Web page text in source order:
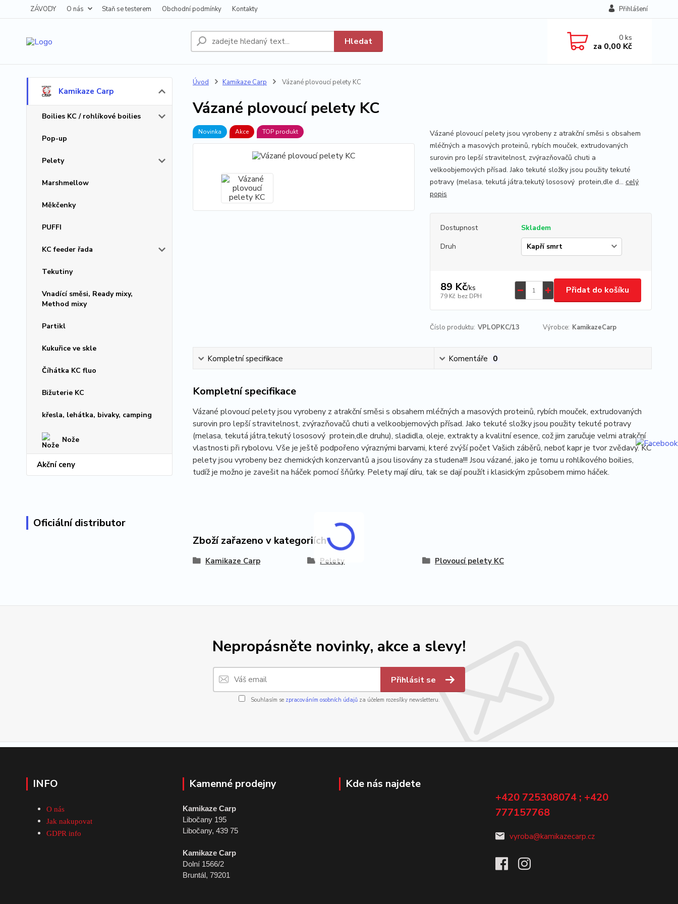
ZÁVODY O nás Staň se testerem Obchodní podmínky Kontakty Přihlášení
Hledat 0ks
za 0,00 Kč
Kamikaze Carp
Boilies KC / rohlíkové boilies
Pop-up
Pelety
Marshmellow
Měkčenky
PUFFI
KC feeder řada
Tekutiny
Vnadící směsi, Ready mixy,
Method mixy
Partikl
Kukuřice ve skle
Číhátka KC fluo
Bižuterie KC
křesla, lehátka, bivaky, camping
Nože
Akční ceny
Oficiální distributor
Úvod Kamikaze Carp Vázané plovoucí pelety KC
Vázané plovoucí pelety KC
Novinka Akce TOP produkt
Vázané plovoucí pelety jsou vyrobeny z atrakční směsi s obsahem
mléčných a masových proteinů, rybích mouček, extrudovaných
surovin pro lepší stravitelnost, zvýrazňovačů chuti a
velkoobjemových přísad. Jako tekuté složky jsou použity tekuté
potravy (melasa, tekutá játra,tekutý lososový protein,dle d... celý
popis
Dostupnost
Skladem
Druh
89 Kč/ks
79 Kč bez DPH
Přidat do košíku
Číslo produktu: VPLOPKC/13 Výrobce: KamikazeCarp
Kompletní specifikace Komentáře 0
Kompletní specifikace
Vázané plovoucí pelety jsou vyrobeny z atrakční směsi s obsahem mléčných a masových proteinů, rybích mouček, extrudovaných
surovin pro lepší stravitelnost, zvýrazňovačů chuti a velkoobjemových přísad. Jako tekuté složky jsou použity tekuté potravy
(melasa, tekutá játra,tekutý lososový protein,dle druhu), sladidla, oleje, extrakty a kvalitní esence, což jim zaručuje velmi atrakční
vlastnosti při rybolovu. Vše je ještě podpořeno výraznými barvami, které zvýší počet Vašich záběrů, neboť kapr je tvor zvědavý. KC
pelety jsou vyrobeny bez chemických konzervantů a jsou lisovány za studena!!! Jsou vázané, jako je tomu u rohlíkového boilies,
tudíž je možno je zavešit na háček pomocí šňůrky. Pelety mají díru, tak se dají použít i klasickým způsobem mimo háček.
Zboží zařazeno v kategoriích
Kamikaze Carp Pelety Plovoucí pelety KC
Nepropásněte novinky, akce a slevy!
Přihlásit se
Souhlasím se zpracováním osobních údajůza účelem rozesílky newsletteru.
INFO
O nás
Jak nakupovat
GDPR info
Kamenné prodejny
Kamikaze Carp
Libočany 195
Libočany, 439 75
Kamikaze Carp
Dolní 1566/2
Bruntál, 79201
Kde nás najdete
+420 725308074 ; +420
777157768
vyroba@kamikazecarp.cz